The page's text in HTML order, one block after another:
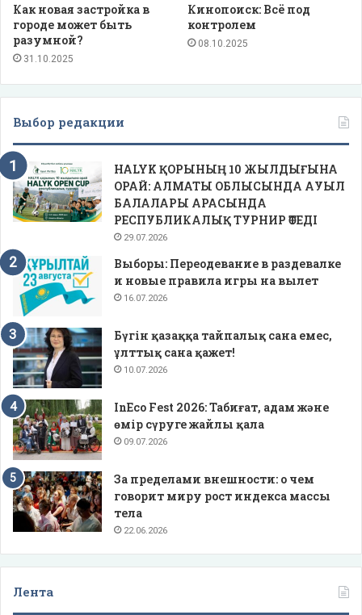
Как новая застройка в
городе может быть
разумной?
31.10.2025
Кинопоиск: Всё под
контролем
08.10.2025
Выбор редакции
HALYK ҚОРЫНЫҢ 10 ЖЫЛДЫҒЫНА
ОРАЙ: АЛМАТЫ ОБЛЫСЫНДА АУЫЛ
БАЛАЛАРЫ АРАСЫНДА
РЕСПУБЛИКАЛЫҚ ТУРНИР ӨТЕДІ
29.07.2026
Выборы: Переодевание в раздевалке
и новые правила игры на вылет
16.07.2026
Бүгін қазаққа тайпалық сана емес,
ұлттық сана қажет!
10.07.2026
InEco Fest 2026: Табиғат, адам және
өмір сүруге жайлы қала
09.07.2026
За пределами внешности: о чем
говорит миру рост индекса массы
тела
22.06.2026
Лента